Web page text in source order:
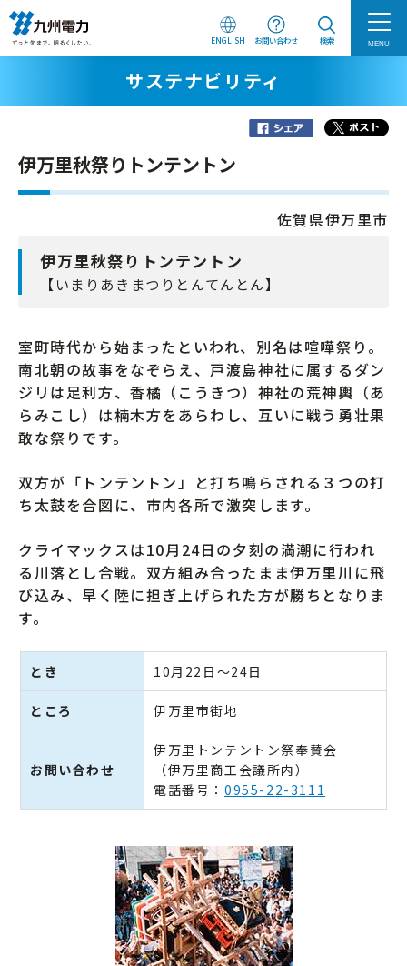
ENGLISH お問い合わせ 検索 MENU
サステナビリティ
伊万里秋祭りトンテントン
佐賀県伊万里市
伊万里秋祭りトンテントン
【いまりあきまつりとんてんとん】
室町時代から始まったといわれ、別名は喧嘩祭り。
南北朝の故事をなぞらえ、戸渡島神社に属するダン
ジリは足利方、香橘（こうきつ）神社の荒神輿（あ
らみこし）は楠木方をあらわし、互いに戦う勇壮果
敢な祭りです。
双方が「トンテントン」と打ち鳴らされる３つの打
ち太鼓を合図に、市内各所で激突します。
クライマックスは10月24日の夕刻の満潮に行われ
る川落とし合戦。双方組み合ったまま伊万里川に飛
び込み、早く陸に担ぎ上げられた方が勝ちとなりま
す。
とき 10月22日～24日
ところ 伊万里市街地
お問い合わせ
伊万里トンテントン祭奉賛会
（伊万里商工会議所内）
電話番号： 0955-22-3111